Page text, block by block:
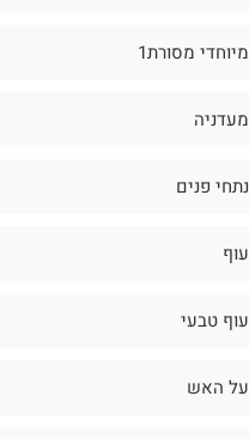
מיוחדי מסורת1
מעדניה
נתחי פנים
עוף
עוף טבעי
על האש